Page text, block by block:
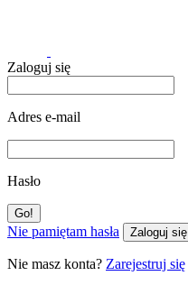
Zaloguj się
Adres e-mail
Hasło
Nie pamiętam hasła Zaloguj się
Nie masz konta? Zarejestruj się